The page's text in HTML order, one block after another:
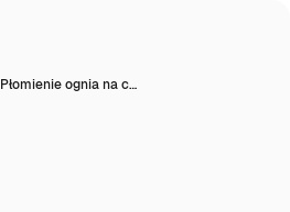
Płomienie ognia na c…